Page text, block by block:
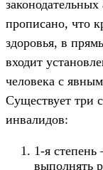
прописано, что
здоровья, в
входит
человека с
Существует три
инвалидов:
1-я степень
выполнять